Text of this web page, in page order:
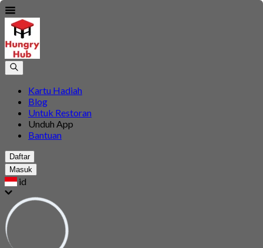
Kartu Hadiah
Blog
Untuk Restoran
Unduh App
Bantuan
Daftar
Masuk
id